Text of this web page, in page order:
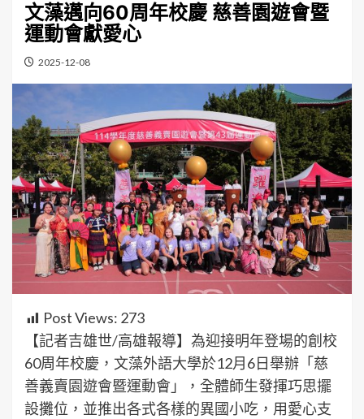
文藻邁向60周年校慶 慈善園遊會暨
運動會獻愛心
2025-12-08
Post Views: 273
【記者吉雄世/高雄報導】為迎接明年登場的創校
60周年校慶，文藻外語大學於12月6日舉辦「慈
善義賣園遊會暨運動會」，全體師生發揮巧思擺
設攤位，並推出各式各樣的異國小吃，用愛心支